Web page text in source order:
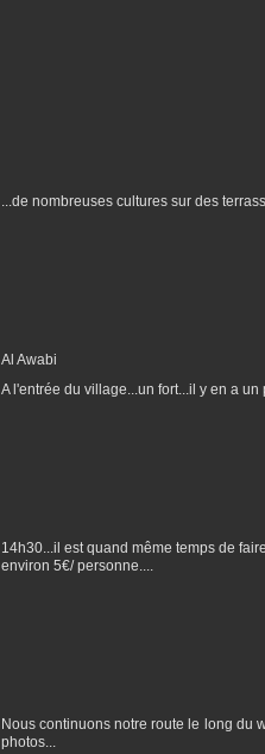
...de nombreuses cultures sur des
Al Awabi
A l'entrée du village...un fort...il y en a
14h30...il est quand même temps de
environ 5€/ personne....
Nous continuons notre route le long du
photos...